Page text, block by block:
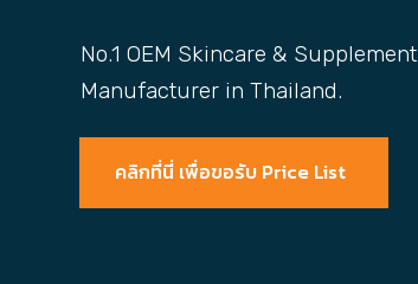
No.1 OEM Skincare & Supplement
Manufacturer in Thailand.
คลิกที่นี่ เพื่อขอรับ Price List